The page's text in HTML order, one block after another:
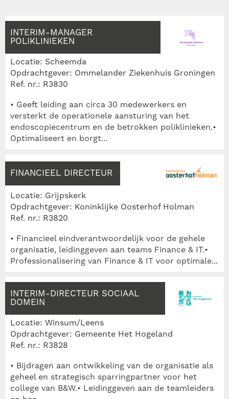
INTERIM-MANAGER
POLIKLINIEKEN
Locatie: Scheemda
Opdrachtgever: Ommelander Ziekenhuis Groningen
Ref. nr.: R3830
• Geeft leiding aan circa 30 medewerkers en
versterkt de operationele aansturing van het
endoscopiecentrum en de betrokken poliklinieken.•
Optimaliseert en borgt...
FINANCIEEL DIRECTEUR
Locatie: Grijpskerk
Opdrachtgever: Koninklijke Oosterhof Holman
Ref. nr.: R3820
• Financieel eindverantwoordelijk voor de gehele
organisatie, leidinggeven aan teams Finance & IT.•
Professionalisering van Finance & IT voor optimale...
INTERIM-DIRECTEUR SOCIAAL
DOMEIN
Locatie: Winsum/Leens
Opdrachtgever: Gemeente Het Hogeland
Ref. nr.: R3828
• Bijdragen aan ontwikkeling van de organisatie als
geheel en strategisch sparringpartner voor het
college van B&W.• Leidinggeven aan de teamleiders